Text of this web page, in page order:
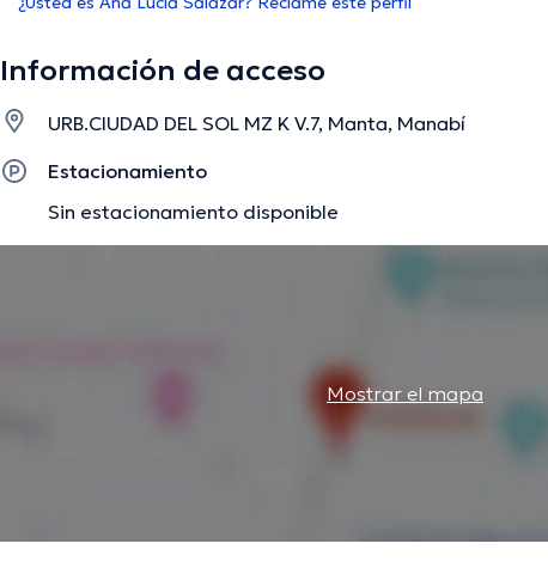
Información de acceso
URB.CIUDAD DEL SOL MZ K V.7, Manta, Manabí
Estacionamiento
Sin estacionamiento disponible
Mostrar el mapa